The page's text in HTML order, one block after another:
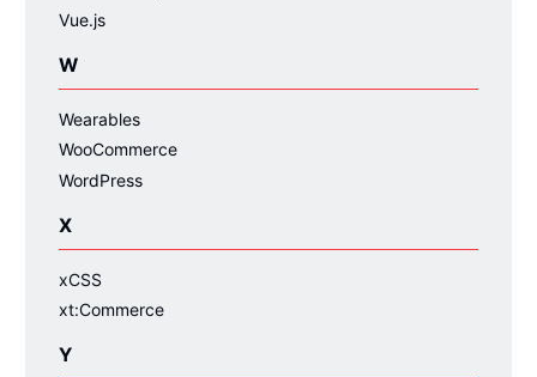
Vue.js
W
Wearables
WooCommerce
WordPress
X
xCSS
xt:Commerce
Y